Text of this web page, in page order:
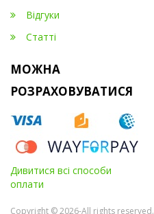
Відгуки
Статті
МОЖНА
РОЗРАХОВУВАТИСЯ
Дивитися всі способи
оплати
Copyright © 2026-All rights reserved.